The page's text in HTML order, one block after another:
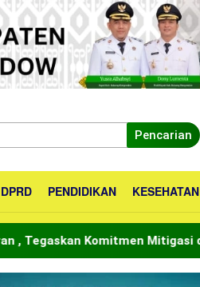
Pencarian
PENDIDIKAN KESEHATAN
Mitigasi dan Kepedulian Warga